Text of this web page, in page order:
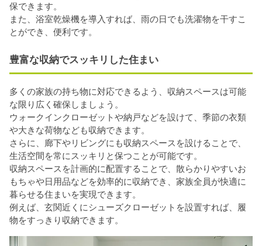
保できます。
また、浴室乾燥機を導入すれば、雨の日でも洗濯物を干すこ
とができ、便利です。
豊富な収納でスッキリした住まい
多くの家族の持ち物に対応できるよう、収納スペースは可能
な限り広く確保しましょう。
ウォークインクローゼットや納戸などを設けて、季節の衣類
や大きな荷物なども収納できます。
さらに、廊下やリビングにも収納スペースを設けることで、
生活空間を常にスッキリと保つことが可能です。
収納スペースを計画的に配置することで、散らかりやすいお
もちゃや日用品などを効率的に収納でき、家族全員が快適に
暮らせる住まいを実現できます。
例えば、玄関近くにシューズクローゼットを設置すれば、履
物をすっきり収納できます。